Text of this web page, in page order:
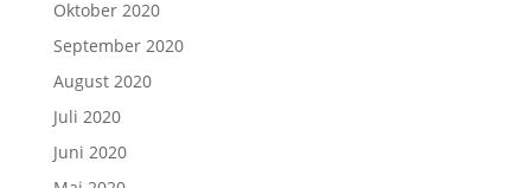
Oktober 2020
September 2020
August 2020
Juli 2020
Juni 2020